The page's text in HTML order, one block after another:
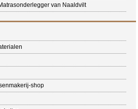
van Naaldvilt
shop